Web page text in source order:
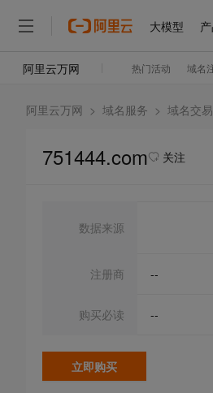
阿里云万网 > 域名服务 > 域名交易
751444.com 关注
数据来源
注册商 --
购买必读 --
立即购买